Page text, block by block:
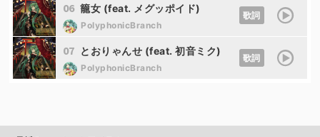
06 籠女 (feat. メグッポイド)
PolyphonicBranch
歌詞
07 とおりゃんせ (feat. 初音ミク)
PolyphonicBranch
歌詞